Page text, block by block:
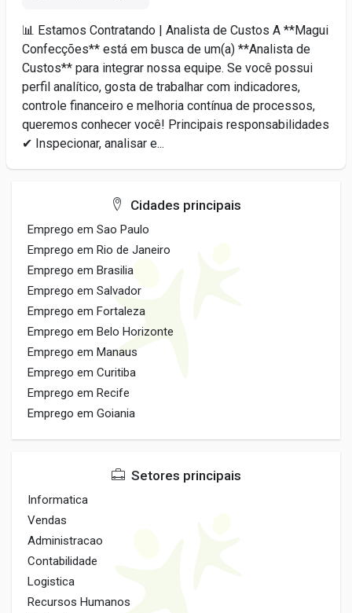
📊 Estamos Contratando | Analista de Custos A **Magui
Confecções** está em busca de um(a) **Analista de
Custos** para integrar nossa equipe. Se você possui
perfil analítico, gosta de trabalhar com indicadores,
controle financeiro e melhoria contínua de processos,
queremos conhecer você! Principais responsabilidades
✔ Inspecionar, analisar e...
Cidades principais
Emprego em Sao Paulo
Emprego em Rio de Janeiro
Emprego em Brasilia
Emprego em Salvador
Emprego em Fortaleza
Emprego em Belo Horizonte
Emprego em Manaus
Emprego em Curitiba
Emprego em Recife
Emprego em Goiania
Setores principais
Informatica
Vendas
Administracao
Contabilidade
Logistica
Recursos Humanos